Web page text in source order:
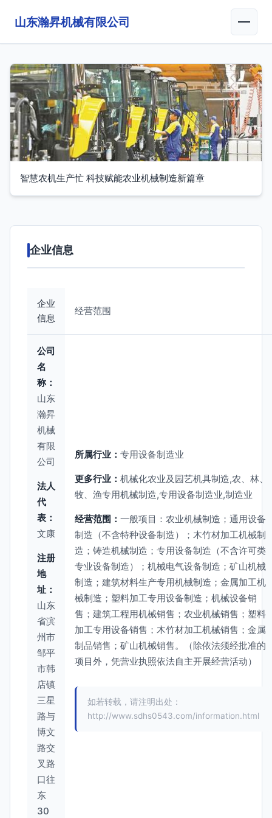
山东瀚昇机械有限公司
智慧农机生产忙 科技赋能农业机械制造新篇章
企业信息
企业
信息
经营范围
公司
名
称：
山东
瀚昇
机械
有限
公司
法人
代
表：
文康
注册
地
址：
山东
省滨
州市
邹平
市韩
店镇
三星
路与
博文
路交
叉路
口往
东
30
所属行业： 专用设备制造业
更多行业： 机械化农业及园艺机具制造,农、林、
牧、渔专用机械制造,专用设备制造业,制造业
经营范围： 一般项目：农业机械制造；通用设备
制造（不含特种设备制造）；木竹材加工机械制
造；铸造机械制造；专用设备制造（不含许可类
专业设备制造）；机械电气设备制造；矿山机械
制造；建筑材料生产专用机械制造；金属加工机
械制造；塑料加工专用设备制造；机械设备销
售；建筑工程用机械销售；农业机械销售；塑料
加工专用设备销售；木竹材加工机械销售；金属
制品销售；矿山机械销售。（除依法须经批准的
项目外，凭营业执照依法自主开展经营活动）
如若转载，请注明出处：
http://www.sdhs0543.com/information.html